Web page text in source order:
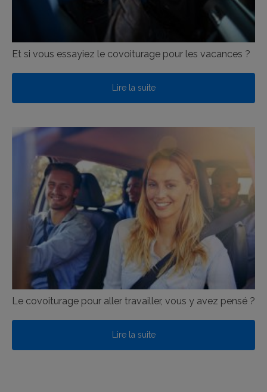
Et si vous essayiez le covoiturage pour les vacances ?
Lire la suite
Le covoiturage pour aller travailler, vous y avez pensé ?
Lire la suite